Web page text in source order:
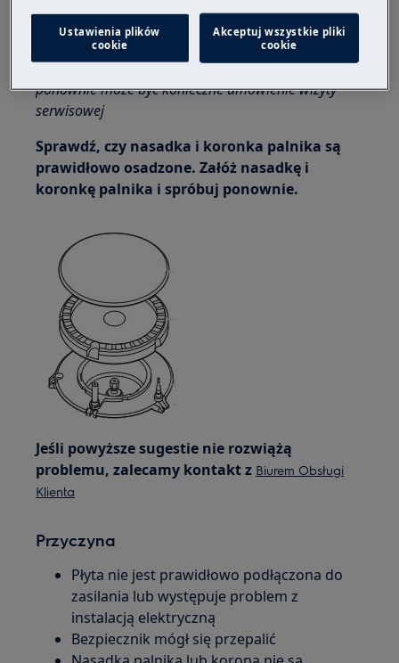
tego gniazdka - suszarkę do włosów itp.
Bezpiecznik może być przepalony, wymień go i
spróbuj ponownie. Jeżeli bezpiecznik przepala się
ponownie może być konieczne umówienie wizyty
serwisowej
Sprawdź, czy nasadka i koronka palnika są
prawidłowo osadzone. Załóż nasadkę i
koronkę palnika i spróbuj ponownie.
Jeśli powyższe sugestie nie rozwiążą
problemu, zalecamy kontakt z Biurem Obsługi
Klienta
Przyczyna
Płyta nie jest prawidłowo podłączona do
zasilania lub występuje problem z
instalacją elektryczną
Bezpiecznik mógł się przepalić
Ustawienia plików
cookie
Akceptuj wszystkie pliki
cookie